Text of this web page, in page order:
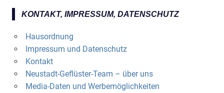
KONTAKT, IMPRESSUM, DATENSCHUTZ
Hausordnung
Impressum und Datenschutz
Kontakt
Neustadt-Geflüster-Team – über uns
Media-Daten und Werbemöglichkeiten